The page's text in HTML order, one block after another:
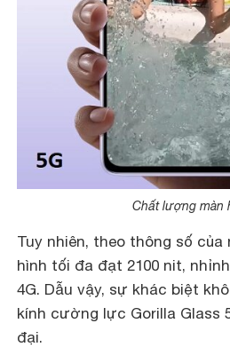
Chất lượng màn
Tuy nhiên, theo thông số
hình tối đa đạt 2100 nit,
4G. Dẫu vậy, sự khác biệt
kính cường lực Gorilla Glass
đại.